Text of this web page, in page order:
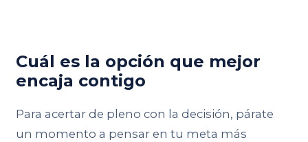
Cuál es la opción que mejor
encaja contigo
Para acertar de pleno con la decisión, párate
un momento a pensar en tu meta más